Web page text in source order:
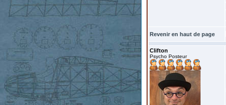
Revenir en haut de page
Clifton
Psycho Posteur